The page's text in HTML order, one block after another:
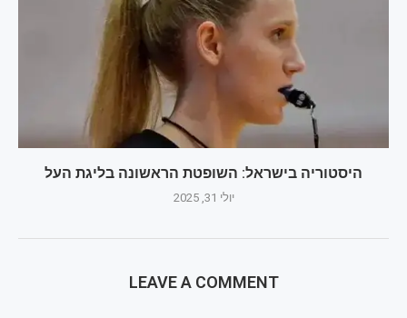
היסטוריה בישראל: השופטת הראשונה בליגת העל
יולי 31, 2025
LEAVE A COMMENT